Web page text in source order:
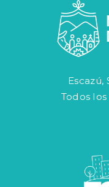
Escazú,
Todos